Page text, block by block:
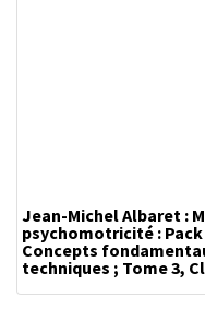
Jean-Michel Albaret :
psychomotricité : Pack
Concepts
techniques ; Tome 3,